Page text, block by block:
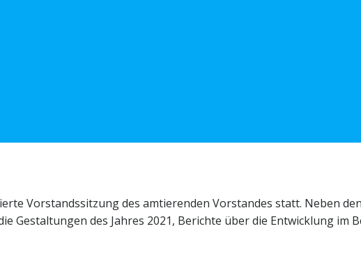
Vorstandssitzung des amtierenden Vorstandes statt. Neben
Gestaltungen des Jahres 2021, Berichte über die Entwicklung